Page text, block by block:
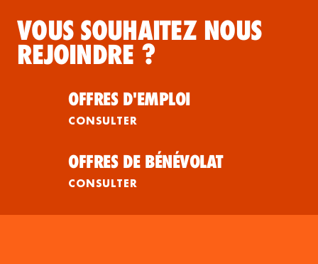
VOUS SOUHAITEZ NOUS
REJOINDRE ?
OFFRES D'EMPLOI
CONSULTER
OFFRES DE BÉNÉVOLAT
CONSULTER